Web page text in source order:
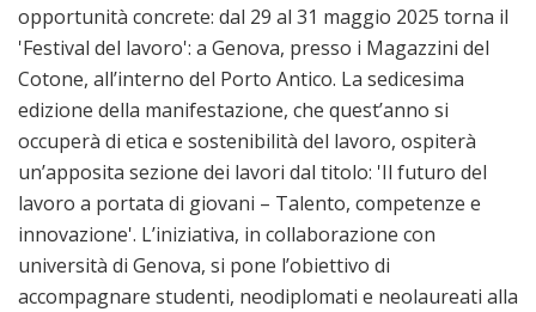
opportunità concrete: dal 29 al 31 maggio 2025 torna il
'Festival del lavoro': a Genova, presso i Magazzini del
Cotone, all’interno del Porto Antico. La sedicesima
edizione della manifestazione, che quest’anno si
occuperà di etica e sostenibilità del lavoro, ospiterà
un’apposita sezione dei lavori dal titolo: 'Il futuro del
lavoro a portata di giovani – Talento, competenze e
innovazione'. L’iniziativa, in collaborazione con
università di Genova, si pone l’obiettivo di
accompagnare studenti, neodiplomati e neolaureati alla